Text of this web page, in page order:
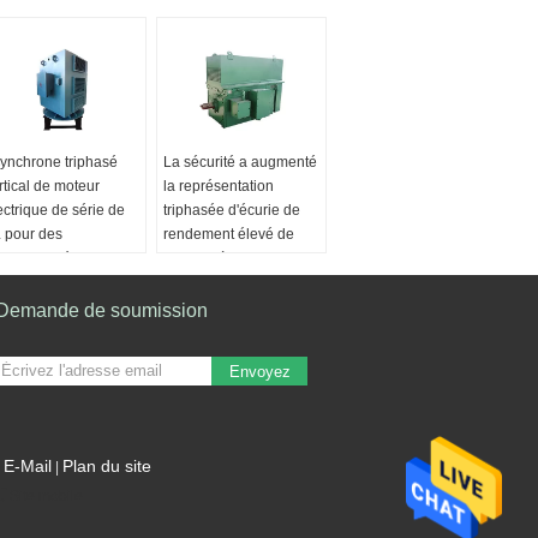
triphasé
de moteur
de série de
pour des
185~2800
(v): 3000-
La sécurité a augmenté
la représentation
triphasée d'écurie de
rendement élevé de
630~900
(kilowatt:560~3150
Tension (v): 3000-
de soumission
Envoyez
E-Mail Plan du site